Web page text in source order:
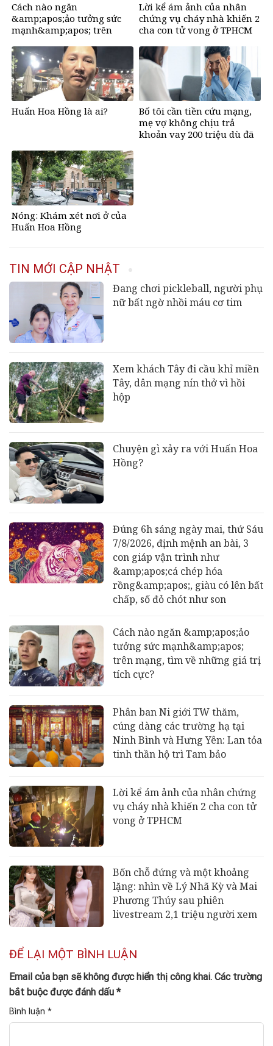
Cách nào ngăn
&amp;apos;ảo tưởng sức
mạnh&amp;apos; trên
tích cực?
Lời kể ám ảnh của nhân
chứng vụ cháy nhà khiến 2
cha con tử vong ở TPHCM
Huấn Hoa Hồng là ai?
Bố tôi cần tiền cứu mạng,
mẹ vợ không chịu trả
khoản vay 200 triệu dù đã
Nóng: Khám xét nơi ở của
Huấn Hoa Hồng
TIN MỚI CẬP NHẬT
Đang chơi pickleball, người phụ
nữ bất ngờ nhồi máu cơ tim
Xem khách Tây đi cầu khỉ miền
Tây, dân mạng nín thở vì hồi
hộp
Chuyện gì xảy ra với Huấn Hoa
Hồng?
Đúng 6h sáng ngày mai, thứ Sáu
7/8/2026, định mệnh an bài, 3
con giáp vận trình như
&amp;apos;cá chép hóa
rồng&amp;apos;, giàu có lên bất
chấp, số đỏ chót như son
Cách nào ngăn &amp;apos;ảo
tưởng sức mạnh&amp;apos;
trên mạng, tìm về những giá trị
tích cực?
Phân ban Ni giới TW thăm,
cúng dàng các trường hạ tại
Ninh Bình và Hưng Yên: Lan tỏa
tinh thần hộ trì Tam bảo
Lời kể ám ảnh của nhân chứng
vụ cháy nhà khiến 2 cha con tử
vong ở TPHCM
Bốn chỗ đứng và một khoảng
lặng: nhìn về Lý Nhã Kỳ và Mai
Phương Thúy sau phiên
livestream 2,1 triệu người xem
ĐỂ LẠI MỘT BÌNH LUẬN
Email của bạn sẽ không được hiển thị công khai. Các trường
bắt buộc được đánh dấu *
Bình luận *